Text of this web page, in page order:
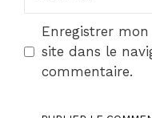
Enregistrer
site dans le
commentaire.